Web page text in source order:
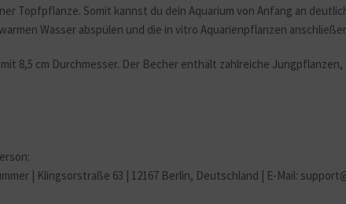
Topfpflanze. Somit kannst du dein Aquarium von Anfang an
Wasser abspülen und die in vitro Aquarienpflanzen
8,5 cm Durchmesser. Der Becher enthält zahlreiche
| Klingsorstraße 63 | 12167 Berlin, Deutschland | E-Mail: